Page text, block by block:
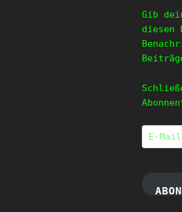
Gib
diesen
E-
Mail-